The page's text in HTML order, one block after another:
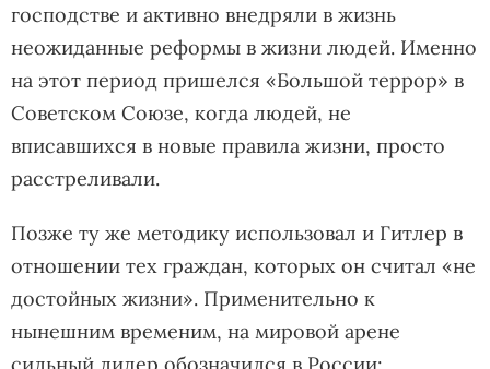
господстве и активно внедряли в жизнь
неожиданные реформы в жизни людей. Именно
на этот период пришелся «Большой террор» в
Советском Союзе, когда людей, не
вписавшихся в новые правила жизни, просто
расстреливали.
Позже ту же методику использовал и Гитлер в
отношении тех граждан, которых он считал «не
достойных жизни». Применительно к
нынешним временим, на мировой арене
сильный лидер обозначился в России: